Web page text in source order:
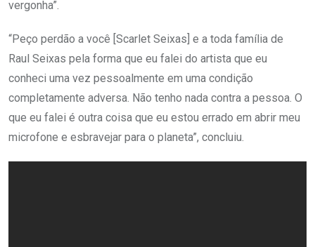
vergonha”.
“Peço perdão a você [Scarlet Seixas] e a toda família de
Raul Seixas pela forma que eu falei do artista que eu
conheci uma vez pessoalmente em uma condição
completamente adversa. Não tenho nada contra a pessoa. O
que eu falei é outra coisa que eu estou errado em abrir meu
microfone e esbravejar para o planeta”, concluiu.